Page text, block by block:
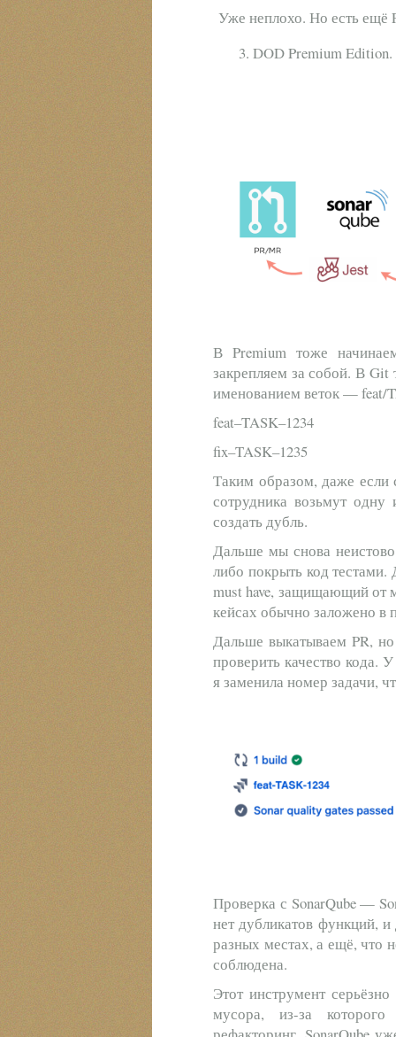
Уже неплохо. Но есть ещё
DOD Premium
В Premium тоже
закрепляем за собой. В
именованием веток — feat/
feat–TASK–1234
fix–TASK–1235
Таким образом, даже если
сотрудника возьмут
создать дубль.
Дальше мы снова
либо покрыть код
must have, защищающий от
кейсах обычно заложено в
Дальше выкатываем PR,
проверить качество кода.
я заменила номер задачи,
Проверка с SonarQube —
нет дубликатов функций,
разных местах, а ещё, что
соблюдена.
Этот инструмент
мусора, из-за которого